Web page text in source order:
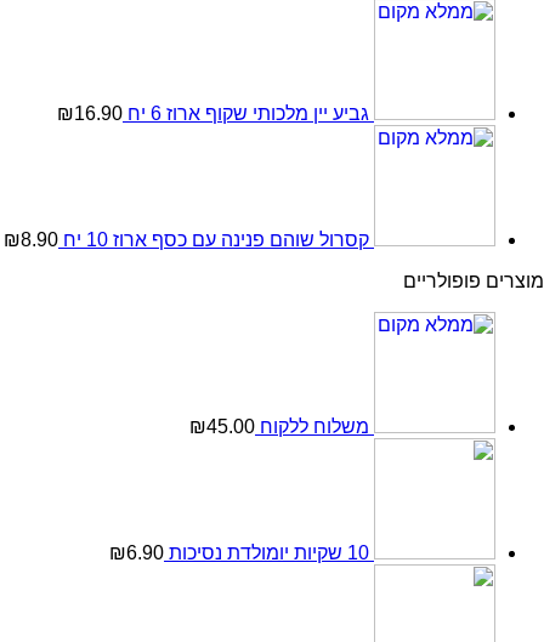
גביע יין מלכותי שקוף ארוז 6 יח ₪16.90
קסרול שוהם פנינה עם כסף ארוז 10 יח ₪8.90
מוצרים פופולריים
משלוח ללקוח ₪45.00
10 שקיות יומולדת נסיכות ₪6.90